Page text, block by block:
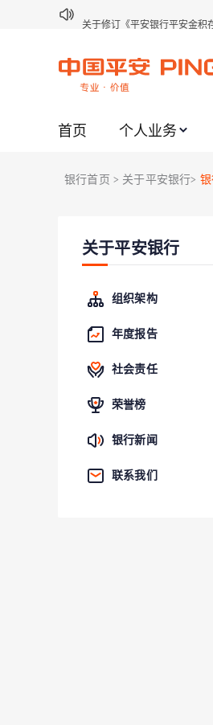
关于2021年劳动节期间代理
关于加强代理贵金属业务风险
关于进一步加强代理贵金属业
关于平安银行电子版信用卡更
首页 个人业务
银行首页 > 关于平安银行> 银
关于平安银行
组织架构
年度报告
社会责任
荣誉榜
银行新闻
联系我们